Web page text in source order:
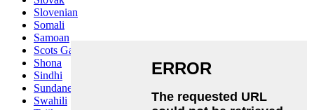
Slovenian
Somali
Samoan
Scots Gaelic
Shona
Sindhi
Sundanese
Swahili